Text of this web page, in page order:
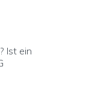
Ist ein